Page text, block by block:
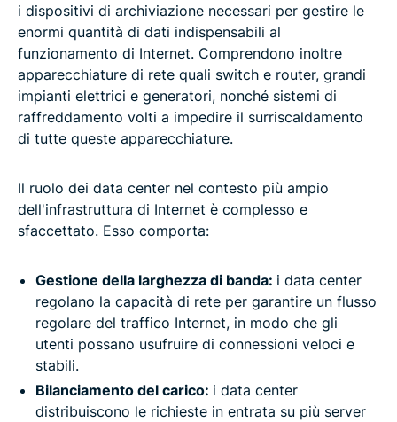
i dispositivi di archiviazione necessari per gestire le
enormi quantità di dati indispensabili al
funzionamento di Internet. Comprendono inoltre
apparecchiature di rete quali switch e router, grandi
impianti elettrici e generatori, nonché sistemi di
raffreddamento volti a impedire il surriscaldamento
di tutte queste apparecchiature.
Il ruolo dei data center nel contesto più ampio
dell'infrastruttura di Internet è complesso e
sfaccettato. Esso comporta:
Gestione della larghezza di banda: i data center
regolano la capacità di rete per garantire un flusso
regolare del traffico Internet, in modo che gli
utenti possano usufruire di connessioni veloci e
stabili.
Bilanciamento del carico: i data center
distribuiscono le richieste in entrata su più server